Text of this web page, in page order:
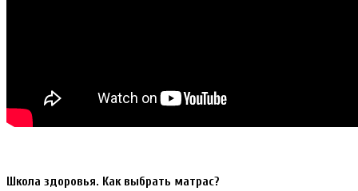
Школа здоровья. Как выбрать матрас?